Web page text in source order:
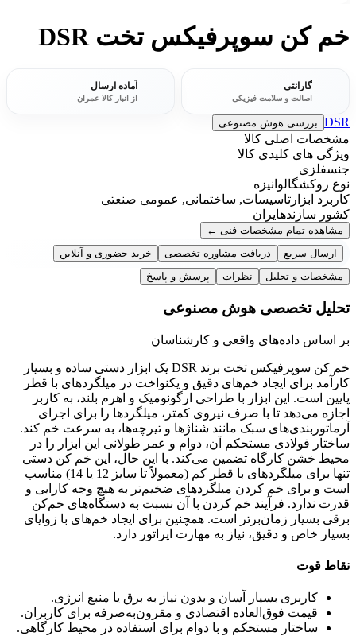
خم کن سوپرفیکس تخت DSR
گارانتی
اصالت و سلامت فیزیکی
آماده ارسال
از انبار کالا عمران
DSR بررسی هوش مصنوعی
مشخصات اصلی کالا
ویژگی های کلیدی کالا
جنسفلزی
نوع روکشگالوانیزه
کاربرد ابزار تاسیسات, ساختمانی, عمومی صنعتی
کشور سازندهایران
مشاهده تمام مشخصات فنی ←
ارسال سریع
دریافت مشاوره تخصصی
خرید حضوری و آنلاین
مشخصات و تحلیل
نظرات پرسش و پاسخ
تحلیل تخصصی هوش مصنوعی
بر اساس داده‌های واقعی و کارشناسان
خم کن سوپرفیکس تخت برند DSR یک ابزار دستی ساده و بسیار
کارآمد برای ایجاد خم‌های دقیق و یکنواخت در میلگردهای با قطر
پایین است. این ابزار با طراحی ارگونومیک و اهرم بلند، به کاربر
اجازه می‌دهد تا با صرف نیروی کمتر، میلگردها را برای اجرای
آرماتوربندی‌های سبک مانند شناژها و تیرچه‌ها، به سرعت خم کند.
ساختار فولادی مستحکم آن، دوام و عمر طولانی این ابزار را در
محیط خشن کارگاه تضمین می‌کند. با این حال، این خم کن دستی
تنها برای میلگردهای با قطر کم (معمولاً تا سایز 12 یا 14) مناسب
است و برای خم کردن میلگردهای ضخیم‌تر به هیچ وجه کارایی و
قدرت ندارد. فرآیند خم کردن با آن نسبت به دستگاه‌های خم‌کن
برقی بسیار زمان‌برتر است. همچنین برای ایجاد خم‌های با زوایای
بسیار خاص و دقیق، نیاز به مهارت اپراتور دارد.
نقاط قوت
کاربری بسیار آسان و بدون نیاز به برق یا منبع انرژی.
قیمت فوق‌العاده اقتصادی و مقرون‌به‌صرفه برای کاربران.
ساختار مستحکم و با دوام برای استفاده در محیط کارگاهی.